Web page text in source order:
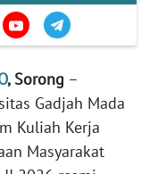
, Sorong –
Gadjah Mada
Kuliah Kerja
Masyarakat